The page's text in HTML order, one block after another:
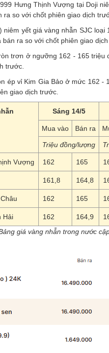
Hưng Thịnh Vượng tại Doji
ra so với chốt phiên giao dịch
niêm yết giá vàng nhẫn SJC
ra so với chốt phiên giao
trơn ở ngưỡng 162 - 165
trước.
ép vỉ Kim Gia Bảo ở mức 162
giao dịch trước.
Sáng 14/5
Mua vào Bán ra
Triệu đồng/lượng
Vượng 162 165
161,8 164,8
162 165
Hải 162 164,9
giá vàng nhẫn trong nước